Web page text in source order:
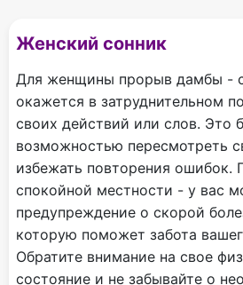
Женский сонник
Для женщины прорыв дамбы -
окажется в затруднительном
своих действий или слов. Это
возможностью пересмотреть
избежать повторения
спокойной местности - у вас
предупреждение о скорой
которую поможет забота
Обратите внимание на свое
состояние и не забывайте о